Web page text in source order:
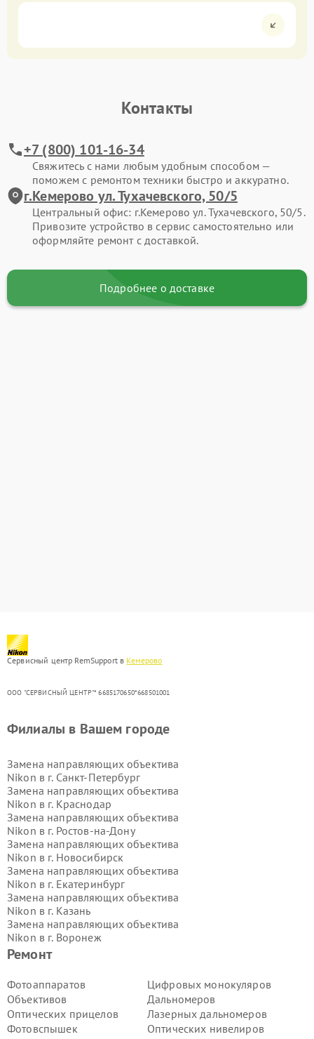
Контакты
+7 (800) 101-16-34
Свяжитесь с нами любым удобным способом —
поможем с ремонтом техники быстро и аккуратно.
г.Кемерово ул. Тухачевского, 50/5
Центральный офис: г.Кемерово ул. Тухачевского, 50/5.
Привозите устройство в сервис самостоятельно или
оформляйте ремонт с доставкой.
Подробнее о доставке
Сервисный центр RemSupport в Кемерово
ООО "СЕРВИСНЫЙ ЦЕНТР"* 6685170650*668501001
Ремонт
Фотоаппаратов
Объективов
Оптических прицелов
Фотовспышек
Цифровых монокуляров
Дальномеров
Лазерных дальномеров
Оптических нивелиров
Филиалы в Вашем городе
Замена направляющих объектива
Nikon в г. Санкт-Петербург
Замена направляющих объектива
Nikon в г. Краснодар
Замена направляющих объектива
Nikon в г. Ростов-на-Дону
Замена направляющих объектива
Nikon в г. Новосибирск
Замена направляющих объектива
Nikon в г. Екатеринбург
Замена направляющих объектива
Nikon в г. Казань
Замена направляющих объектива
Nikon в г. Воронеж
Замена направляющих объектива
Замена направляющих объектива
Nikon в г.Самара
Замена направляющих объектива
Nikon в г.Пермь
Замена направляющих объектива